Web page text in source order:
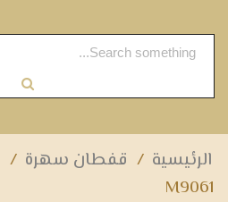
الرئيسية / قفطان سهرة /
M9061